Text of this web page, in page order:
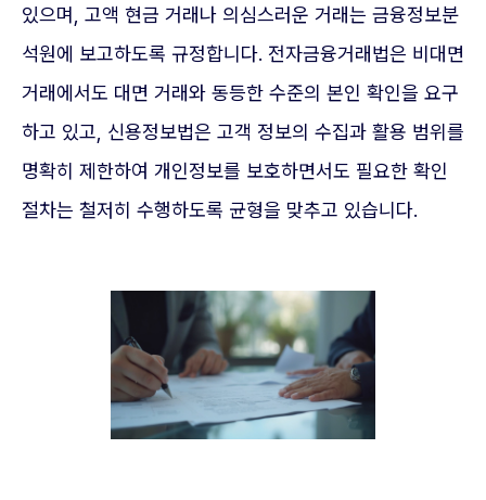
있으며, 고액 현금 거래나 의심스러운 거래는 금융정보분
석원에 보고하도록 규정합니다. 전자금융거래법은 비대면
거래에서도 대면 거래와 동등한 수준의 본인 확인을 요구
하고 있고, 신용정보법은 고객 정보의 수집과 활용 범위를
명확히 제한하여 개인정보를 보호하면서도 필요한 확인
절차는 철저히 수행하도록 균형을 맞추고 있습니다.